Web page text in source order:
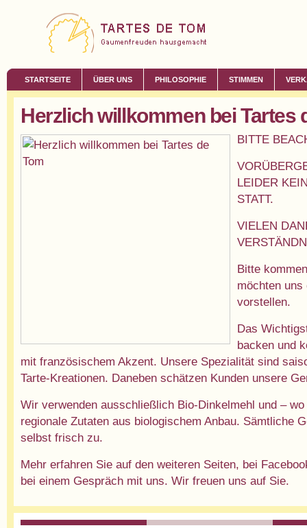
STARTSEITE ÜBER UNS PHILOSOPHIE STIMMEN
Herzlich willkommen bei Tartes
BITTE
LEIDER
STATT.
VIELEN
Bitte
möchten uns
vorstellen.
Das
backen und
mit französischem Akzent. Unsere Spezialität sind
Tarte-Kreationen. Daneben schätzen Kunden unsere
Wir verwenden ausschließlich Bio-Dinkelmehl und –
regionale Zutaten aus biologischem Anbau. Sämtliche
selbst frisch zu.
Mehr erfahren Sie auf den weiteren Seiten, bei
bei einem Gespräch mit uns. Wir freuen uns auf Sie.